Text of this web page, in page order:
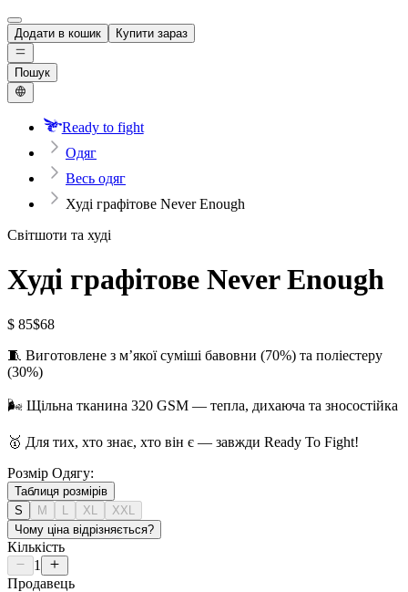
Додати в кошик Купити зараз
Пошук
Ready to fight
Одяг
Весь одяг
Худі графітове Never Enough
Світшоти та худі
Худі графітове Never Enough
$ 85$68
🧵 Виготовлене з м’якої суміші бавовни (70%) та поліестеру
(30%)
🌬️ Щільна тканина 320 GSM — тепла, дихаюча та зносостійка
🥇 Для тих, хто знає, хто він є — завжди Ready To Fight!
Розмір Одягу:
Таблиця розмірів
S
M L XL
XXL
Чому ціна відрізняється?
Кількість
1
Продавець